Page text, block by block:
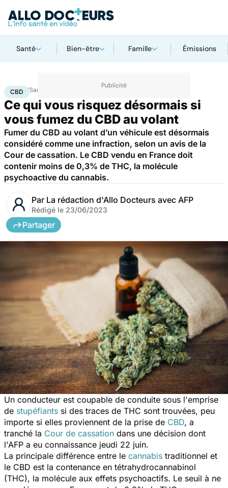
Santé Bien-être Famille Émissions
AccueilSanté
CBD
Ce qui vous risquez désormais si
vous fumez du CBD au volant
Fumer du CBD au volant d’un véhicule est désormais
considéré comme une infraction, selon un avis de la
Cour de cassation. Le CBD vendu en France doit
contenir moins de 0,3% de THC, la molécule
psychoactive du cannabis.
Par La rédaction d'Allo Docteurs avec AFP
Rédigé le 23/06/2023
Partager
Un conducteur est coupable de conduite sous l'emprise
de stupéfiants si des traces de THC sont trouvées, peu
importe si elles proviennent de la prise de CBD, a
tranché la Cour de cassation dans une décision dont
l'AFP a eu connaissance jeudi 22 juin.
La principale différence entre le cannabis traditionnel et
le CBD est la contenance en tétrahydrocannabinol
(THC), la molécule aux effets psychoactifs. Le seuil à ne